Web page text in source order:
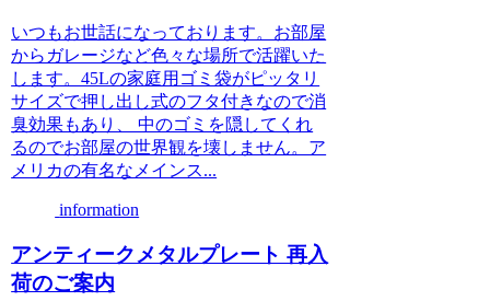
いつもお世話になっております。お部屋
からガレージなど色々な場所で活躍いた
します。45Lの家庭用ゴミ袋がピッタリ
サイズで押し出し式のフタ付きなので消
臭効果もあり、 中のゴミを隠してくれ
るのでお部屋の世界観を壊しません。ア
メリカの有名なメインス...
information
アンティークメタルプレート 再入
荷のご案内